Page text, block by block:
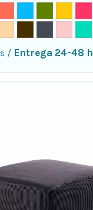
/ Entrega 24-48 h